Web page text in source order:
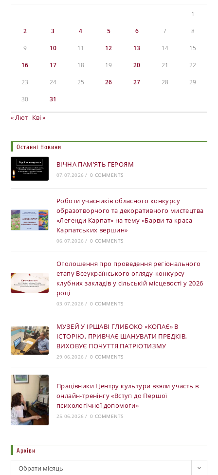
1
2 3 4 5 6 7 8
9 10 11 12 13 14 15
16 17 18 19 20 21 22
23 24 25 26 27 28 29
30 31
« Лют Кві »
Останні Новини
ВІЧНА ПАМ’ЯТЬ ГЕРОЯМ
07.07.2026 / 0 COMMENTS
Роботи учасників обласного конкурсу
образотворчого та декоративного мистецтва
«Легенди Карпат» на тему «Барви та краса
Карпатських вершин»
06.07.2026 / 0 COMMENTS
Оголошення про проведення регіонального
етапу Всеукраїнського огляду-конкурсу
клубних закладів у сільській місцевості у 2026
році
03.07.2026 / 0 COMMENTS
МУЗЕЙ У ІРШАВІ ГЛИБОКО «КОПАЄ» В
ІСТОРІЮ, ПРИВЧАЄ ШАНУВАТИ ПРЕДКІВ,
ВИХОВУЄ ПОЧУТТЯ ПАТРІОТИЗМУ
29.06.2026 / 0 COMMENTS
Працівники Центру культури взяли участь в
онлайн-тренінгу «Вступ до Першої
психологічної допомоги»
25.06.2026 / 0 COMMENTS
Архіви
Обрати місяць